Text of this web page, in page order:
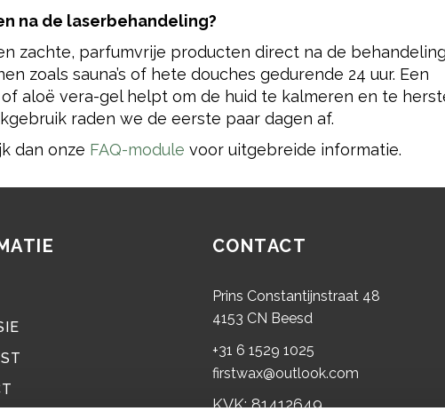
na de laserbehandeling?
zachte, parfumvrije producten direct na de
zoals sauna’s of hete douches gedurende 24 uur. Een
aloë vera-gel helpt om de huid te kalmeren en te
raden we de eerste paar dagen af.
dan onze FAQ-module voor uitgebreide informatie.
CONTACT
Prins Constantijnstraat 48
4153 CN Beesd
+31 6 1529 1025
firstwax@outlook.com
KVK: 81412649